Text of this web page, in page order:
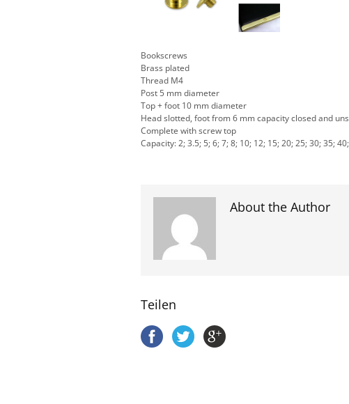
Bookscrews
Brass plated
Thread M4
Post 5 mm diameter
Top + foot 10 mm diameter
Head slotted, foot from 6 mm capacity closed and
Complete with screw top
Capacity: 2; 3.5; 5; 6; 7; 8; 10; 12; 15; 20; 25; 30; 35;
About the Author
Teilen